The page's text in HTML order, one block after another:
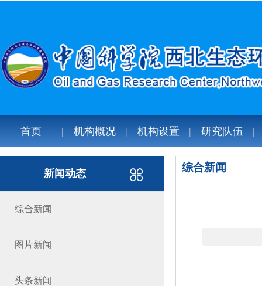
首页 机构概况 机构设置 研究队伍
综合新闻
新闻动态
综合新闻
图片新闻
头条新闻